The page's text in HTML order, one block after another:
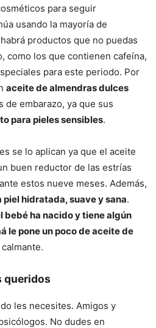
para seguir
usando la mayoría de
productos que no puedas
como los que contienen cafeína,
para este periodo. Por
aceite de almendras dulces
de embarazo, ya que sus
para pieles sensibles.
se lo aplican ya que el aceite
buen reductor de las estrías
estos nueve meses. Además,
hidratada, suave y sana.
bebé ha nacido y tiene algún
le pone un poco de aceite de
queridos
les necesites. Amigos y
No dudes en